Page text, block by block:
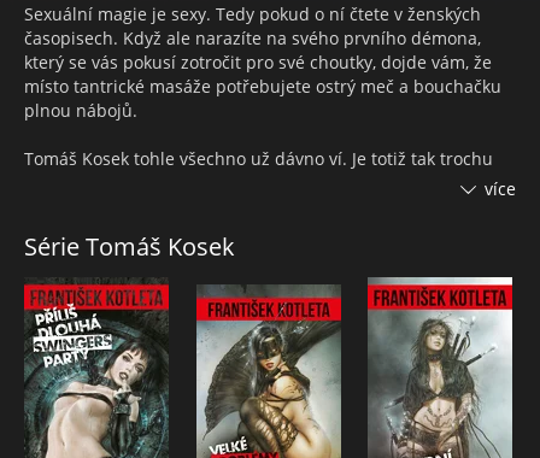
Sexuální magie je sexy. Tedy pokud o ní čtete v ženských
časopisech. Když ale narazíte na svého prvního démona,
který se vás pokusí zotročit pro své choutky, dojde vám, že
místo tantrické masáže potřebujete ostrý meč a bouchačku
plnou nábojů.
Tomáš Kosek tohle všechno už dávno ví. Je totiž tak trochu
jiný detektiv. Místo podvodníků a záletníků řeší démony,
Kotletův oblíbený hrdina přináší další várku literární
swingers party a s ní pořádnou dávku humoru a sexu.
více
Série Tomáš Kosek